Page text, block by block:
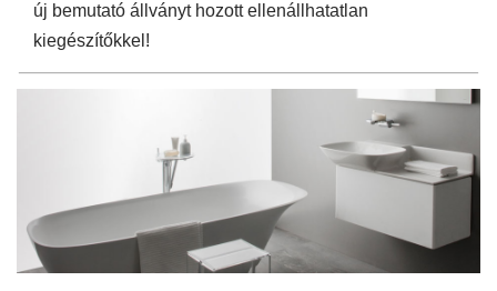
új bemutató állványt hozott ellenállhatatlan
kiegészítőkkel!